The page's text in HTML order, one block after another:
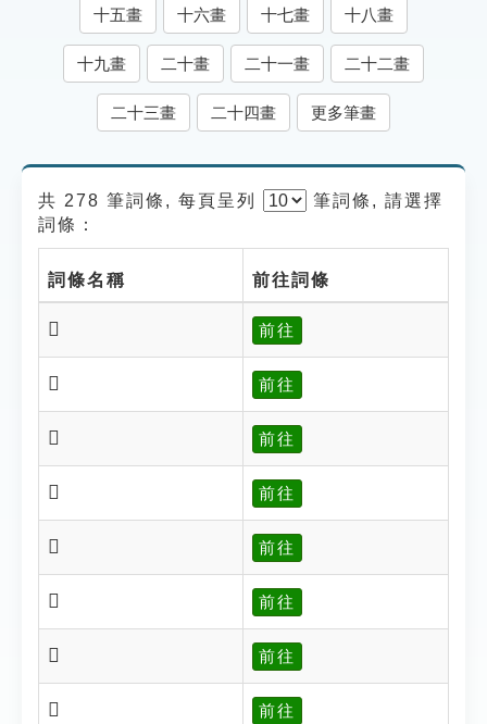
遊戲專區
貓頭鷹博士
十五畫 十六畫 十七畫 十八畫
十九畫 二十畫 二十一畫 二十二畫
二十三畫 二十四畫 更多筆畫
共 278 筆詞條, 每頁呈列 筆詞條, 請選擇
詞條：
詞條名稱 前往詞條
𨾪 前往
𨾫 前往
𨾮 前往
𨾯 前往
𨾲 前往
𨾳 前往
𨾴 前往
𨾵 前往